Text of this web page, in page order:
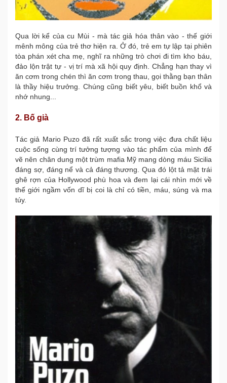
Qua lời kể của cu Mùi - mà tác giả hóa thân vào - thế giới
mênh mông của trẻ thơ hiện ra. Ở đó, trẻ em tự lập tại phiên
tòa phán xét cha mẹ, nghĩ ra những trò chơi đi tìm kho báu,
đảo lộn trật tự - vị trí mà xã hội quy định. Chẳng hạn thay vì
ăn cơm trong chén thì ăn cơm trong thau, gọi thằng bạn thân
là thầy hiệu trưởng. Chúng cũng biết yêu, biết buồn khổ và
nhớ nhung...
2. Bố già
Tác giả Mario Puzo đã rất xuất sắc trong việc đưa chất liệu
cuộc sống cùng trí tưởng tượng vào tác phẩm của mình để
vẽ nên chân dung một trùm mafia Mỹ mang dòng máu Sicilia
đáng sợ, đáng nể và cả đáng thương. Qua đó lột tả mặt trái
ghê rợn của Hollywood phù hoa và đem lại cái nhìn mới về
thế giới ngầm vốn dĩ bị coi là chỉ có tiền, máu, súng và ma
túy.